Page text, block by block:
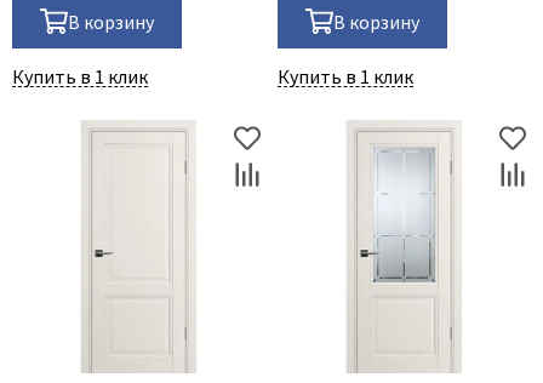
В корзину
Купить в 1 клик
В корзину
Купить в 1 клик